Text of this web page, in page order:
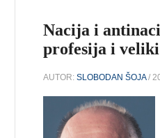
Nacija i
profesija i
AUTOR:SLOBODAN ŠOJA/